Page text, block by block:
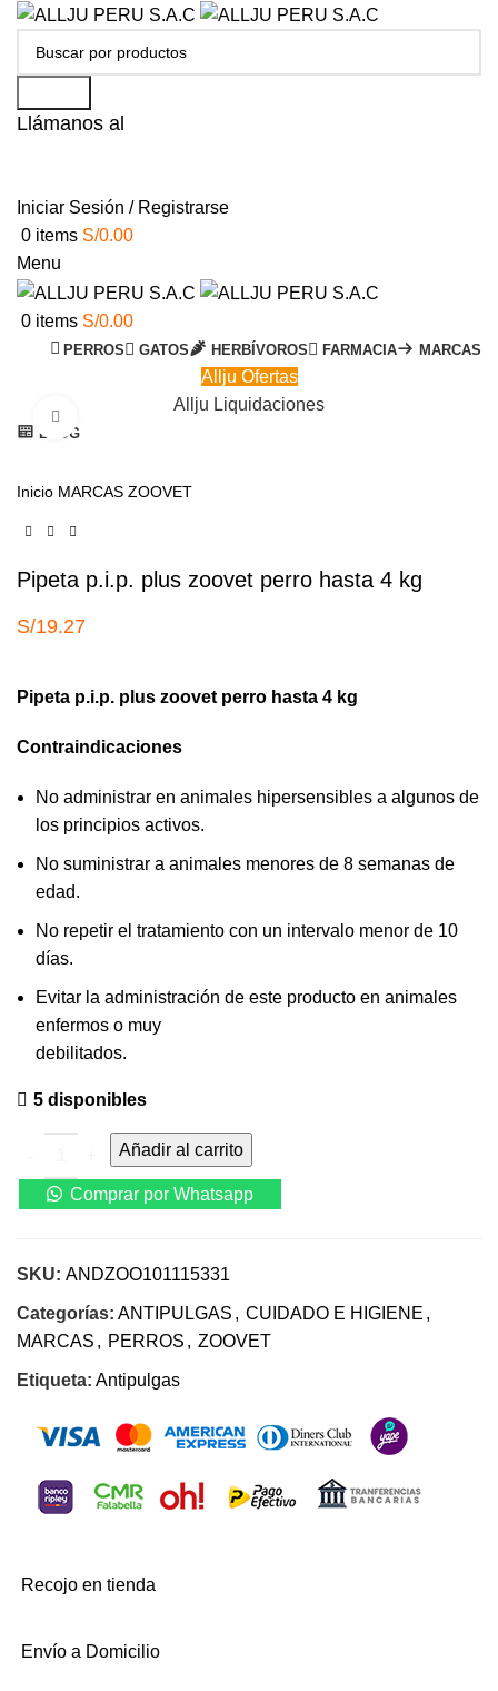
Llámanos al
Iniciar Sesión / Registrarse
0 items S/0.00
Menu
0 items S/0.00
PERROS GATOS HERBÍVOROS FARMACIA MARCAS
Allju Ofertas
Allju Liquidaciones
BLOG
Click to enlarge
Inicio MARCAS ZOOVET
Pipeta p.i.p. plus zoovet perro hasta 4 kg
S/19.27
Pipeta p.i.p. plus zoovet perro hasta 4 kg
Contraindicaciones
No administrar en animales hipersensibles a algunos de
los principios activos.
No suministrar a animales menores de 8 semanas de
edad.
No repetir el tratamiento con un intervalo menor de 10
días.
Evitar la administración de este producto en animales
enfermos o muy
debilitados.
5 disponibles
Pipeta p.i.p. plus zoovet perro hasta 4 kg cantidad
Añadir al carrito
Comprar por Whatsapp
SKU: ANDZOO101115331
Categorías: ANTIPULGAS , CUIDADO E HIGIENE ,
MARCAS , PERROS , ZOOVET
Etiqueta: Antipulgas
Recojo en tienda
Envío a Domicilio